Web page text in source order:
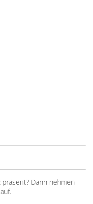
Dann nehmen
auf.